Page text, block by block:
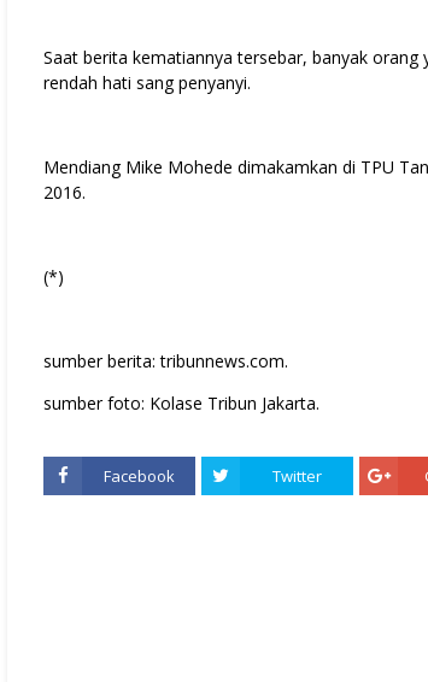
Saat berita kematiannya tersebar, banyak
rendah hati sang penyanyi.
Mendiang Mike Mohede dimakamkan di TPU
2016.
(*)
sumber berita: tribunnews.com.
sumber foto: Kolase Tribun Jakarta.
Facebook Twitter